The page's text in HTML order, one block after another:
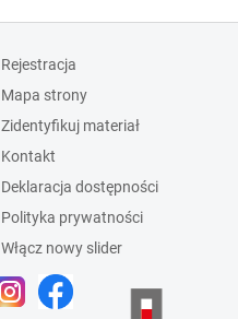
Rejestracja
Mapa strony
Zidentyfikuj materiał
Kontakt
Deklaracja dostępności
Polityka prywatności
Włącz nowy slider